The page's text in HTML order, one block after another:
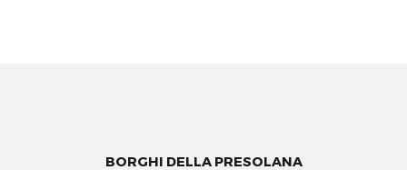
BORGHI DELLA PRESOLANA